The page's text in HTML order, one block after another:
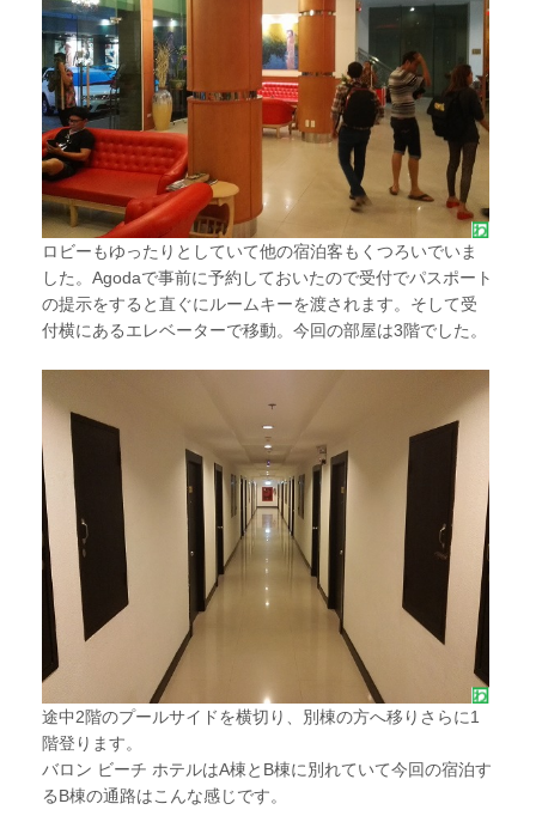
ロビーもゆったりとしていて他の宿泊客もくつろいでいま
した。Agodaで事前に予約しておいたので受付でパスポート
の提示をすると直ぐにルームキーを渡されます。そして受
付横にあるエレベーターで移動。今回の部屋は3階でした。
途中2階のプールサイドを横切り、別棟の方へ移りさらに1
階登ります。
バロン ビーチ ホテルはA棟とB棟に別れていて今回の宿泊す
るB棟の通路はこんな感じです。